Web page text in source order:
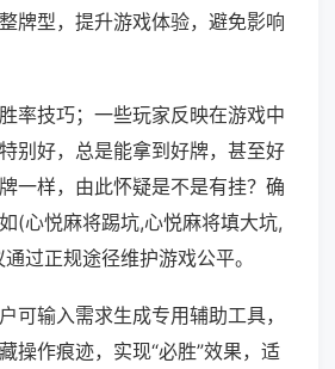
牌型，提升游戏体验，避免影响
率技巧；一些玩家反映在游戏中
别好，总是能拿到好牌，甚至好
一样，由此怀疑是不是有挂？确
(心悦麻将踢坑,心悦麻将填大坑,
过正规途径维护游戏公平。
可输入需求生成专用辅助工具，
操作痕迹，实现“必胜”效果，适